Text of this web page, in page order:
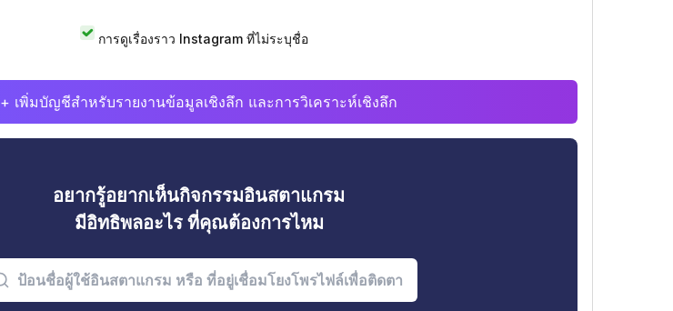
การดูเรื่องราว Instagram ที่ไม่ระบุชื่อ
+ เพิ่มบัญชีสำหรับรายงานข้อมูลเชิงลึก และการวิเคราะห์เชิงลึก
อยากรู้อยากเห็นกิจกรรมอินสตาแกรม
มีอิทธิพลอะไร ที่คุณต้องการไหม